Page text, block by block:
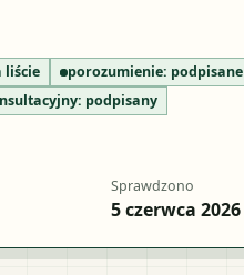
liście porozumienie: podpisane
podpisany
Sprawdzono
5 czerwca 2026